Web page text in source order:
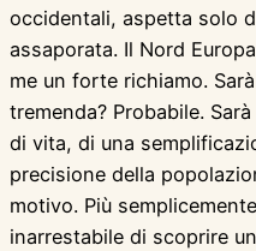
occidentali, aspetta solo
assaporata. Il Nord
me un forte richiamo.
tremenda? Probabile.
di vita, di una
precisione della
motivo. Più
inarrestabile di scoprire